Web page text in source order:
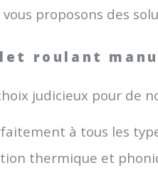
proposons des
roulant
judicieux pour de
à tous les
thermique et